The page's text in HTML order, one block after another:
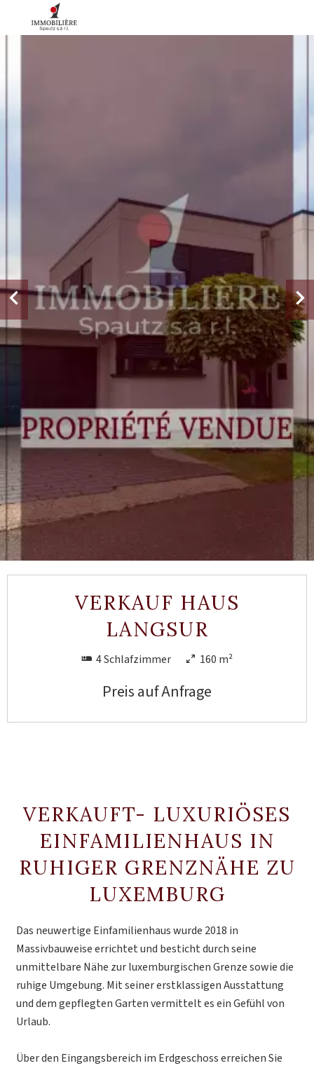
VERKAUF HAUS
LANGSUR
4 Schlafzimmer 160 m²
Preis auf Anfrage
VERKAUFT- LUXURIÖSES
EINFAMILIENHAUS IN
RUHIGER GRENZNÄHE ZU
LUXEMBURG
Das neuwertige Einfamilienhaus wurde 2018 in
Massivbauweise errichtet und besticht durch seine
unmittelbare Nähe zur luxemburgischen Grenze sowie die
ruhige Umgebung. Mit seiner erstklassigen Ausstattung
und dem gepflegten Garten vermittelt es ein Gefühl von
Urlaub.
Über den Eingangsbereich im Erdgeschoss erreichen Sie